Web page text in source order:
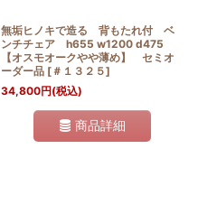
無垢ヒノキで造る 背もたれ付 ベ
ンチチェア h655 w1200 d475
【オスモオークやや薄め】 セミオ
ーダー品 [ ＃１３２５]
34,800円(税込)
商品詳細